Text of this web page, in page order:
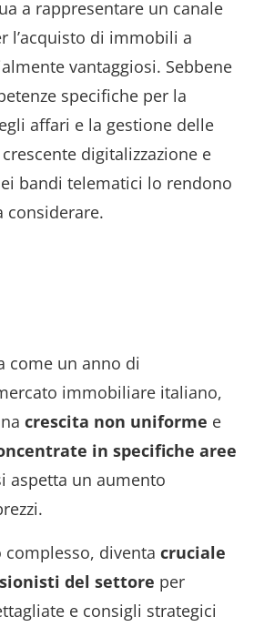
a rappresentare un canale
l’acquisto di immobili a
vantaggiosi. Sebbene
specifiche per la
affari e la gestione delle
digitalizzazione e
bandi telematici lo rendono
considerare.
come un anno di
immobiliare italiano,
crescita non uniforme e
in specifiche aree
aspetta un aumento
diventa cruciale
del settore per
e consigli strategici